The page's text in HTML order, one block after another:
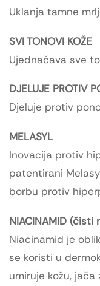
Uklanja tamne
SVI TONOVI KOŽE
Ujednačava sve
DJELUJE PROTIV
Djeluje protiv
MELASYL
Inovacija protiv
patentirani
borbu protiv
NIACINAMID (čisti
Niacinamid je
se koristi u
umiruje kožu,